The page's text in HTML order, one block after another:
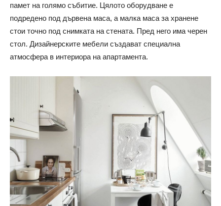
памет на голямо събитие. Цялото оборудване е
подредено под дървена маса, а малка маса за хранене
стои точно под снимката на стената. Пред него има черен
стол. Дизайнерските мебели създават специална
атмосфера в интериора на апартамента.